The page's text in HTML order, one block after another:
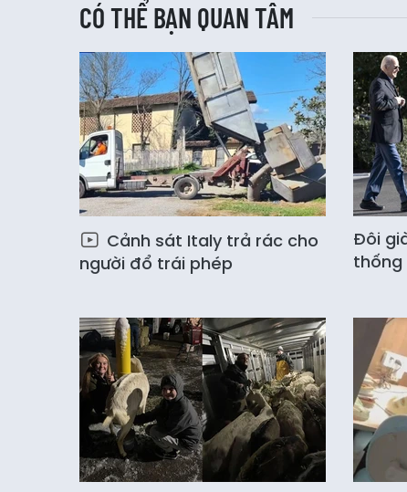
CÓ THỂ BẠN QUAN TÂM
Cảnh sát Italy trả rác cho
người đổ trái phép
Đôi
thống